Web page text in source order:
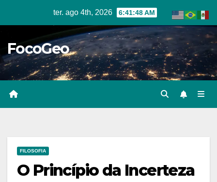
ter. ago 4th, 2026 6:41:49 AM
FocoGeo
FILOSOFIA
O Princípio da Incerteza